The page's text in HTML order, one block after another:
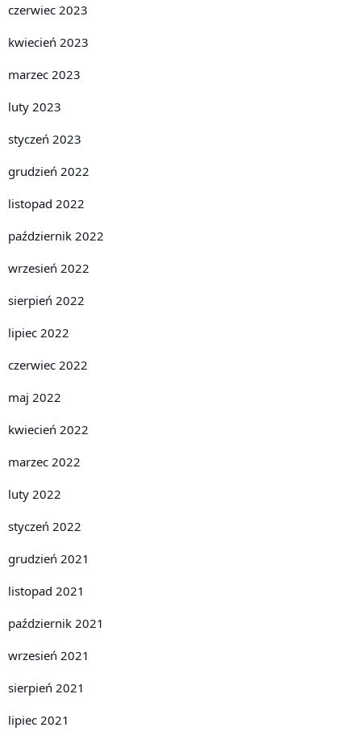
czerwiec 2023
kwiecień 2023
marzec 2023
luty 2023
styczeń 2023
grudzień 2022
listopad 2022
październik 2022
wrzesień 2022
sierpień 2022
lipiec 2022
czerwiec 2022
maj 2022
kwiecień 2022
marzec 2022
luty 2022
styczeń 2022
grudzień 2021
listopad 2021
październik 2021
wrzesień 2021
sierpień 2021
lipiec 2021